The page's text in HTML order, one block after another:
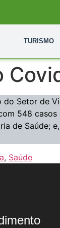
TURISMO
Setor de
548
de Saúde;
, Saúde